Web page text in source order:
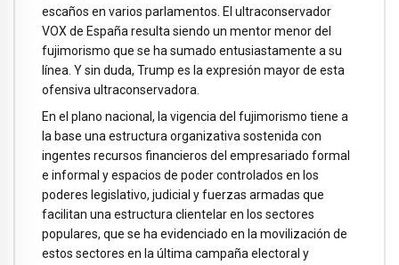
escaños en varios parlamentos. El ultraconservador
VOX de España resulta siendo un mentor menor del
fujimorismo que se ha sumado entusiastamente a su
línea. Y sin duda, Trump es la expresión mayor de esta
ofensiva ultraconservadora.
En el plano nacional, la vigencia del fujimorismo tiene a
la base una estructura organizativa sostenida con
ingentes recursos financieros del empresariado formal
e informal y espacios de poder controlados en los
poderes legislativo, judicial y fuerzas armadas que
facilitan una estructura clientelar en los sectores
populares, que se ha evidenciado en la movilización de
estos sectores en la última campaña electoral y